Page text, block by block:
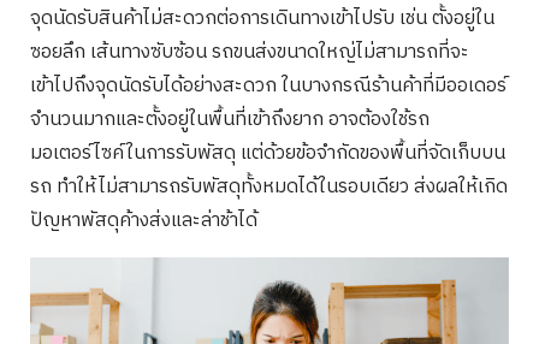
จุดนัดรับสินค้าไม่สะดวกต่อการเดินทางเข้าไปรับ เช่น ตั้งอยู่ใน
ซอยลึก เส้นทางซับซ้อน รถขนส่งขนาดใหญ่ไม่สามารถที่จะ
เข้าไปถึงจุดนัดรับได้อย่างสะดวก ในบางกรณีร้านค้าที่มีออเดอร์
จำนวนมากและตั้งอยู่ในพื้นที่เข้าถึงยาก อาจต้องใช้รถ
มอเตอร์ไซค์ในการรับพัสดุ แต่ด้วยข้อจำกัดของพื้นที่จัดเก็บบน
รถ ทำให้ไม่สามารถรับพัสดุทั้งหมดได้ในรอบเดียว ส่งผลให้เกิด
ปัญหาพัสดุค้างส่งและล่าช้าได้